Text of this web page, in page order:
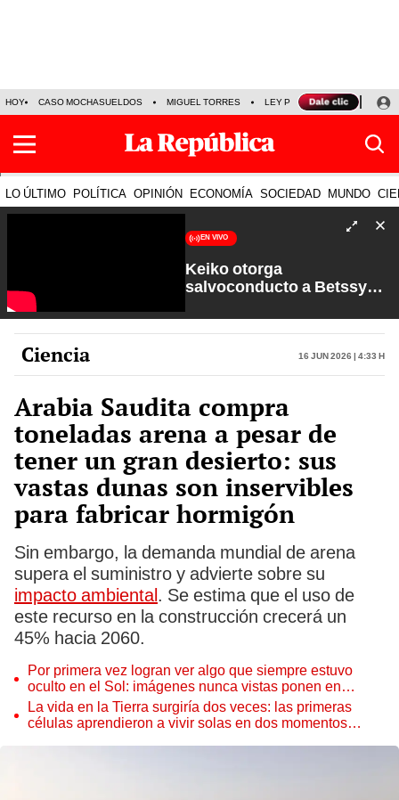
HOY CASO MOCHASUELDOS MIGUEL TORRES LEY PULPÍN PRECIO DEL
LO ÚLTIMO POLÍTICA OPINIÓN ECONOMÍA SOCIEDAD MUNDO
EN VIVO
Keiko otorga
salvoconducto a Betssy
Petroperú | Sin Guion con
Rosa María Palacios
Ciencia 16 Jun 2026 | 4:33 h
Arabia Saudita compra
toneladas arena a pesar de
tener un gran desierto: sus
vastas dunas son inservibles
para fabricar hormigón
Sin embargo, la demanda mundial de arena
supera el suministro y advierte sobre su
impacto ambiental. Se estima que el uso de
este recurso en la construcción crecerá un
45% hacia 2060.
Por primera vez logran ver algo que siempre estuvo
oculto en el Sol: imágenes nunca vistas ponen en
aprietos a científicos
La vida en la Tierra surgiría dos veces: las primeras
células aprendieron a vivir solas en dos momentos